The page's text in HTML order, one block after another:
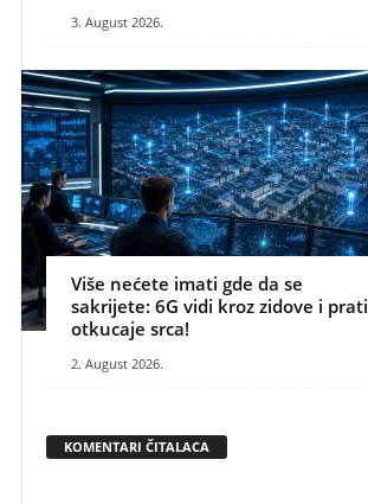
3. August 2026.
Više nećete imati gde da se
sakrijete: 6G vidi kroz zidove i prati
otkucaje srca!
2. August 2026.
KOMENTARI ČITALACA